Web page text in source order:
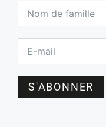
S'ABONNER